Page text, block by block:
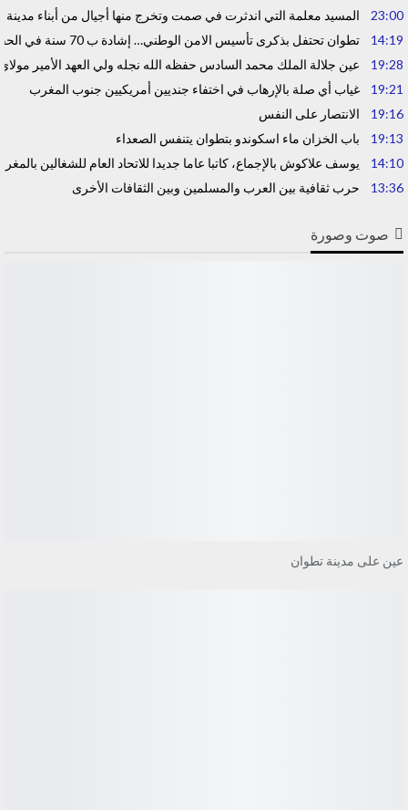
23:00
المسيد معلمة التي اندثرت في صمت وتخرج منها أجيال من أبناء مدينة
14:19
تطوان تحتفل بذكرى تأسيس الامن الوطني… إشادة ب 70 سنة في الحفاظ على استقرار الوطن وضمان أمن المواطنين
19:28
عين جلالة الملك محمد السادس حفظه الله نجله ولي العهد الأمير
19:21
غياب أي صلة بالإرهاب في اختفاء جنديين أمريكيين جنوب المغرب
19:16
الانتصار على النفس
19:13
باب الخزان ماء اسكوندو بتطوان يتنفس الصعداء
14:10
يوسف علاكوش بالإجماع، كاتبا عاما جديدا للاتحاد العام للشغالين
13:36
حرب ثقافية بين العرب والمسلمين وبين الثقافات الأخرى
صوت وصورة
عين على مدينة تطوان